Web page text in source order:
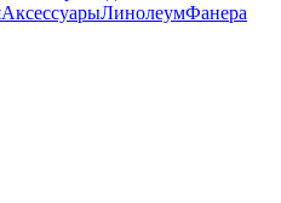
АксессуарыЛинолеумФанера